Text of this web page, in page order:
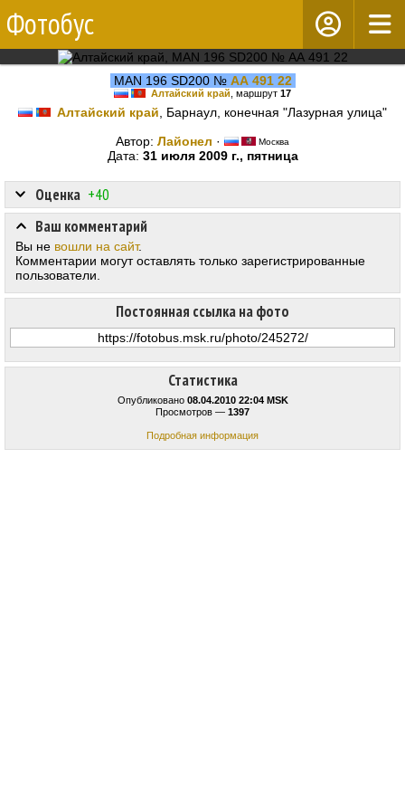
Фотобус
MAN 196 SD200 № АА 491 22
Алтайский край , маршрут 17
Алтайский край , Барнаул, конечная "Лазурная улица"
Автор: Лайонел · Москва
Дата: 31 июля 2009 г., пятница
Статистика
Опубликовано 08.04.2010 22:04 MSK
Просмотров — 1397
Подробная информация
Оценка +40
Постоянная ссылка на фото
Ваш комментарий
Вы не вошли на сайт.
Комментарии могут оставлять только зарегистрированные
пользователи.